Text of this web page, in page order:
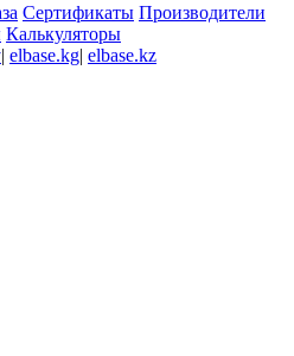
Сертификаты Производители
Калькуляторы
| elbase.kg| elbase.kz